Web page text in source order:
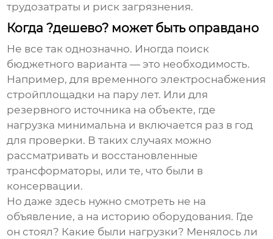
трудозатраты и риск загрязнения.
Когда ?дешево? может быть оправдано
Не все так однозначно. Иногда поиск
бюджетного варианта — это необходимость.
Например, для временного электроснабжения
стройплощадки на пару лет. Или для
резервного источника на объекте, где
нагрузка минимальна и включается раз в год
для проверки. В таких случаях можно
рассматривать и восстановленные
трансформаторы, или те, что были в
консервации.
Но даже здесь нужно смотреть не на
объявление, а на историю оборудования. Где
он стоял? Какие были нагрузки? Менялось ли